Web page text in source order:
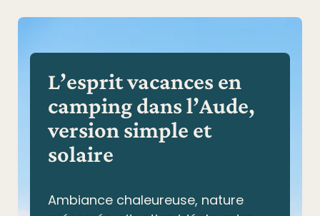
L’esprit vacances en
camping dans l’Aude,
version simple et
solaire
Ambiance chaleureuse, nature